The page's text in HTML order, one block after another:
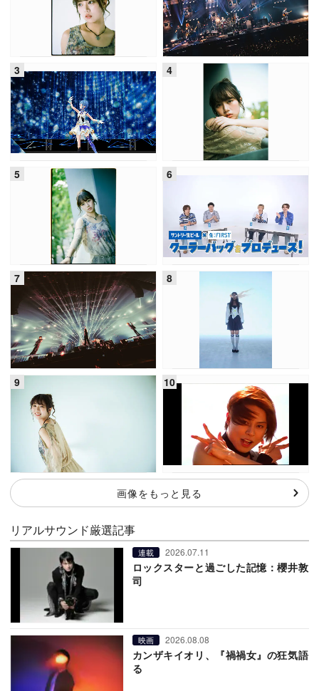
画像をもっと見る
リアルサウンド厳選記事
連載 2026.07.11
ロックスターと過ごした記憶：櫻井敦
司
映画 2026.08.08
カンザキイオリ、『禍禍女』の狂気語
る